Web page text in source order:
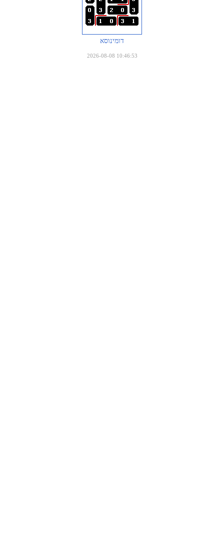
דומינוסא
2026-08-08 10:46:53